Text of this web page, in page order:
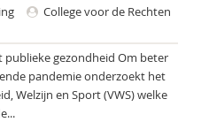
College voor de Rechten
publieke gezondheid Om beter
pandemie onderzoekt het
Welzijn en Sport (VWS) welke